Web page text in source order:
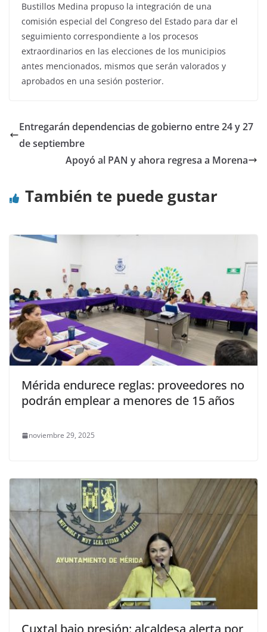
Bustillos Medina propuso la integración de una
comisión especial del Congreso del Estado para dar el
seguimiento correspondiente a los procesos
extraordinarios en las elecciones de los municipios
antes mencionados, mismos que serán valorados y
aprobados en una sesión posterior.
Entregarán dependencias de gobierno entre 24 y 27
de septiembre
Apoyó al PAN y ahora regresa a Morena
También te puede gustar
Mérida endurece reglas: proveedores no
podrán emplear a menores de 15 años
noviembre 29, 2025
Cuxtal bajo presión: alcaldesa alerta por